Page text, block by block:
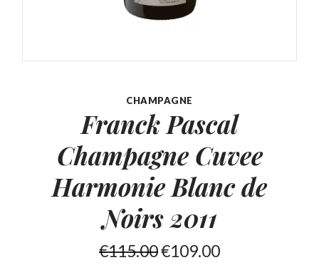
CHAMPAGNE
Franck Pascal
Champagne Cuvee
Harmonie Blanc de
Noirs 2011
€115.00€109.00